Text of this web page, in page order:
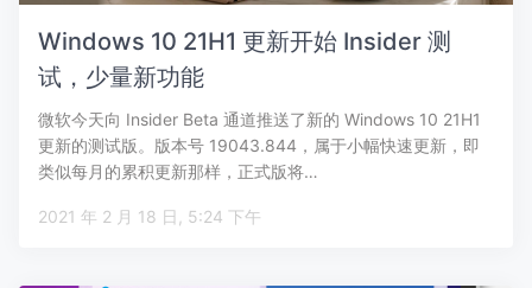
Windows 10 21H1 更新开始 Insider 测
试，少量新功能
微软今天向 Insider Beta 通道推送了新的 Windows 10 21H1
更新的测试版。版本号 19043.844，属于小幅快速更新，即
类似每月的累积更新那样，正式版将…
2021 年 2 月 18 日, 5:24 下午